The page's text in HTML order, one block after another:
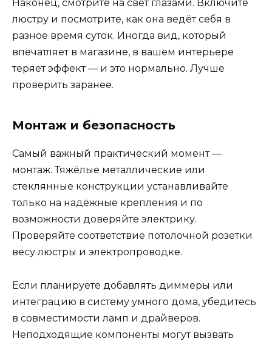
Наконец, смотрите на свет глазами. Включите
люстру и посмотрите, как она ведёт себя в
разное время суток. Иногда вид, который
впечатляет в магазине, в вашем интерьере
теряет эффект — и это нормально. Лучше
проверить заранее.
Монтаж и безопасность
Самый важный практический момент —
монтаж. Тяжёлые металлические или
стеклянные конструкции устанавливайте
только на надёжные крепления и по
возможности доверяйте электрику.
Проверяйте соответствие потолочной розетки
весу люстры и электропроводке.
Если планируете добавлять диммеры или
интеграцию в систему умного дома, убедитесь
в совместимости ламп и драйверов.
Неподходящие компоненты могут вызвать